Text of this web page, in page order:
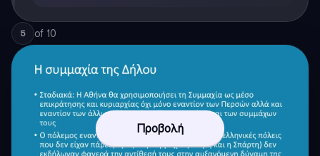
5 of 10
Προβολή